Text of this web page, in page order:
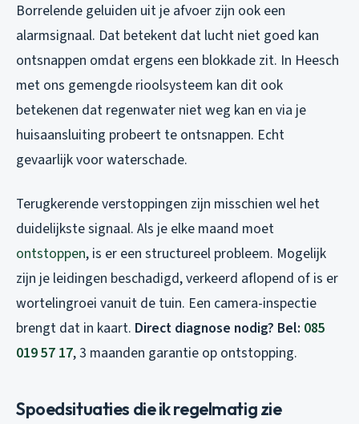
Borrelende geluiden uit je afvoer zijn ook een
alarmsignaal. Dat betekent dat lucht niet goed kan
ontsnappen omdat ergens een blokkade zit. In Heesch
met ons gemengde rioolsysteem kan dit ook
betekenen dat regenwater niet weg kan en via je
huisaansluiting probeert te ontsnappen. Echt
gevaarlijk voor waterschade.
Terugkerende verstoppingen zijn misschien wel het
duidelijkste signaal. Als je elke maand moet
ontstoppen, is er een structureel probleem. Mogelijk
zijn je leidingen beschadigd, verkeerd aflopend of is er
wortelingroei vanuit de tuin. Een camera-inspectie
brengt dat in kaart. Direct diagnose nodig? Bel: 085
019 57 17, 3 maanden garantie op ontstopping.
Spoedsituaties die ik regelmatig zie